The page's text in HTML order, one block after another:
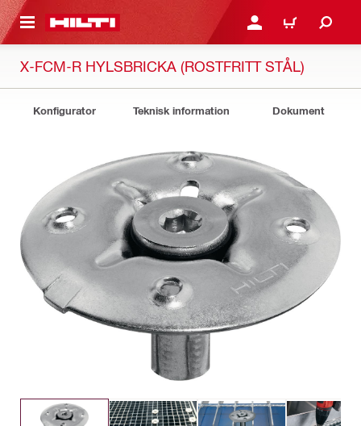
GÅ TILL HUVUDSIDAN LOGGA IN ELLER
VARUKORG
X-FCM-R HYLSBRICKA (ROSTFRITT STÅL)
Konfigurator Teknisk information Dokument